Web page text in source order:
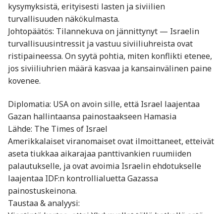
kysymyksistä, erityisesti lasten ja siviilien
turvallisuuden näkökulmasta.
Johtopäätös: Tilannekuva on jännittynyt — Israelin
turvallisuusintressit ja vastuu siviiliuhreista ovat
ristipaineessa. On syytä pohtia, miten konflikti etenee,
jos siviiliuhrien määrä kasvaa ja kansainvälinen paine
kovenee.
Diplomatia: USA on avoin sille, että Israel laajentaa
Gazan hallintaansa painostaakseen Hamasia
Lähde: The Times of Israel
Amerikkalaiset viranomaiset ovat ilmoittaneet, etteivät
aseta tiukkaa aikarajaa panttivankien ruumiiden
palautukselle, ja ovat avoimia Israelin ehdotukselle
laajentaa IDF:n kontrollialuetta Gazassa
painostuskeinona.
Taustaa & analyysi: